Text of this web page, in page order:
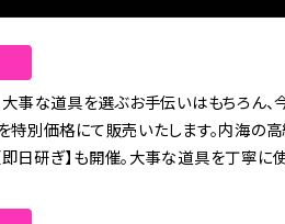
事な道具を選ぶお手伝いはもちろん、
特別価格にて販売いたします。内海の
日研ぎ】も開催。大事な道具を丁寧に